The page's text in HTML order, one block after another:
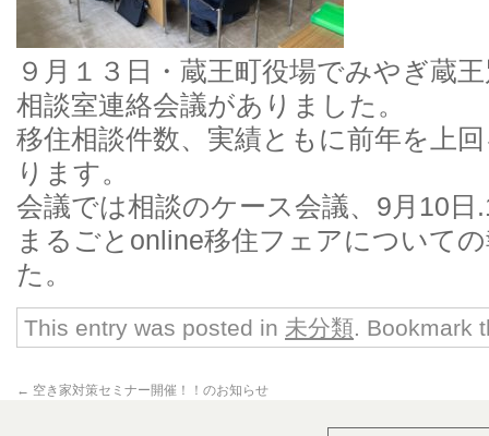
９月１３日・蔵王町役場でみやぎ蔵
相談室連絡会議がありました。
移住相談件数、実績ともに前年を上
ります。
会議では相談のケース会議、9月10日
まるごとonline移住フェアについて
た。
This entry was posted in 未分類. Bookmark
← 空き家対策セミナー開催！！のお知らせ